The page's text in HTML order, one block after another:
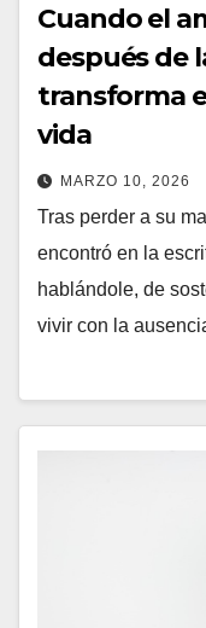
Cuando el
después de
transforma
vida
MARZO 10, 2026
Tras perder a su
encontró en la
hablándole, de
vivir con la